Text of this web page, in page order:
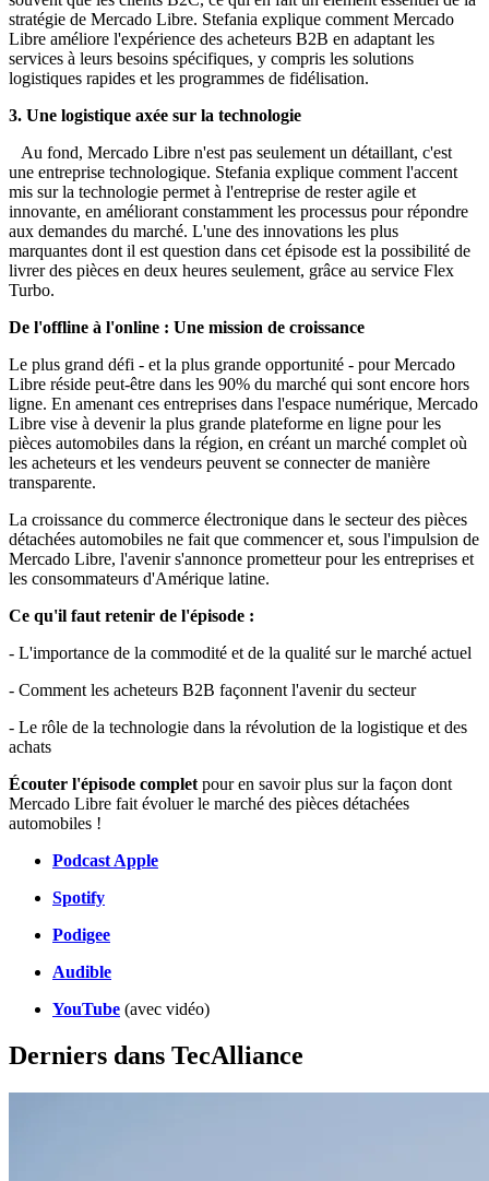
stratégie de Mercado Libre. Stefania explique comment Mercado
Libre améliore l'expérience des acheteurs B2B en adaptant les
services à leurs besoins spécifiques, y compris les solutions
logistiques rapides et les programmes de fidélisation.
3. Une logistique axée sur la technologie
Au fond, Mercado Libre n'est pas seulement un détaillant, c'est
une entreprise technologique. Stefania explique comment l'accent
mis sur la technologie permet à l'entreprise de rester agile et
innovante, en améliorant constamment les processus pour répondre
aux demandes du marché. L'une des innovations les plus
marquantes dont il est question dans cet épisode est la possibilité de
livrer des pièces en deux heures seulement, grâce au service Flex
Turbo.
De l'offline à l'online : Une mission de croissance
Le plus grand défi - et la plus grande opportunité - pour Mercado
Libre réside peut-être dans les 90% du marché qui sont encore hors
ligne. En amenant ces entreprises dans l'espace numérique, Mercado
Libre vise à devenir la plus grande plateforme en ligne pour les
pièces automobiles dans la région, en créant un marché complet où
les acheteurs et les vendeurs peuvent se connecter de manière
transparente.
La croissance du commerce électronique dans le secteur des pièces
détachées automobiles ne fait que commencer et, sous l'impulsion de
Mercado Libre, l'avenir s'annonce prometteur pour les entreprises et
les consommateurs d'Amérique latine.
Ce qu'il faut retenir de l'épisode :
- L'importance de la commodité et de la qualité sur le marché actuel
- Comment les acheteurs B2B façonnent l'avenir du secteur
- Le rôle de la technologie dans la révolution de la logistique et des
achats
Écouter l'épisode complet pour en savoir plus sur la façon dont
Mercado Libre fait évoluer le marché des pièces détachées
automobiles !
Podcast Apple
Spotify
Podigee
Audible
YouTube (avec vidéo)
Derniers dans TecAlliance